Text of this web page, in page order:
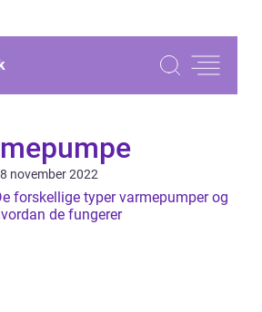
november 2022
forskellige typer varmepumper og
de fungerer